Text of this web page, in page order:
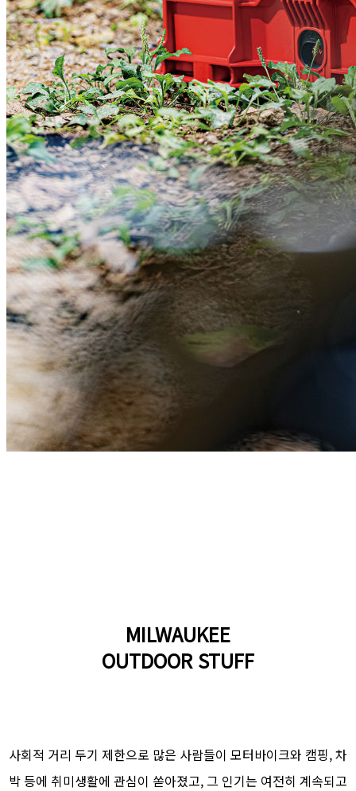
MILWAUKEE
OUTDOOR STUFF
사회적 거리 두기 제한으로 많은 사람들이 모터바이크와 캠핑, 차
박 등에 취미생활에 관심이 쏟아졌고, 그 인기는 여전히 계속되고